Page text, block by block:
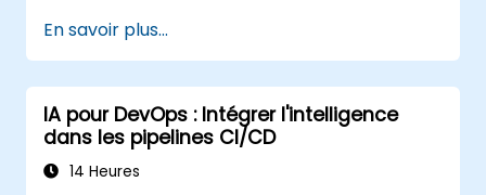
En savoir plus...
IA pour DevOps : Intégrer l'intelligence
dans les pipelines CI/CD
14 Heures